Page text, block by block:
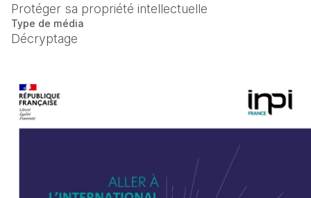
Protéger sa propriété intellectuelle
Type de média
Décryptage